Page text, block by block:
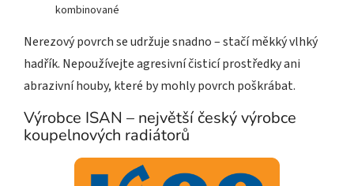
kombinované
Nerezový povrch se udržuje snadno – stačí měkký vlhký
hadřík. Nepoužívejte agresivní čisticí prostředky ani
abrazivní houby, které by mohly povrch poškrábat.
Výrobce ISAN – největší český výrobce
koupelnových radiátorů